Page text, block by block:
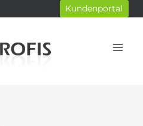
Kundenportal